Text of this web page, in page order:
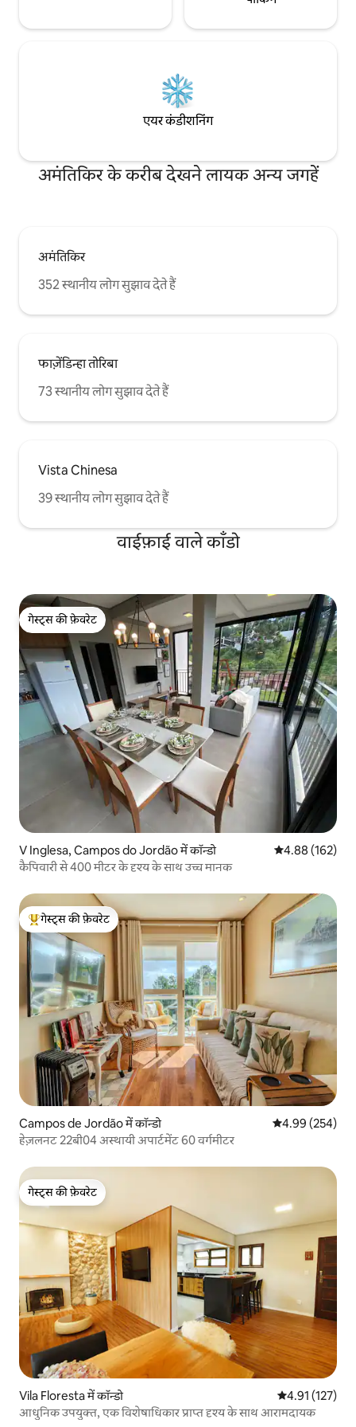
एयर कंडीशनिंग
अमंतिकिर के करीब देखने लायक अन्य जगहें
अमंतिकिर
352 स्थानीय लोग सुझाव देते हैं
फाज़ेंडिन्हा तोरिबा
73 स्थानीय लोग सुझाव देते हैं
Vista Chinesa
39 स्थानीय लोग सुझाव देते हैं
वाईफ़ाई वाले काँडो
गेस्ट्स की फ़ेवरेट
गेस्ट्स की फ़ेवरेट
V Inglesa, Campos do Jordão में कॉन्डो औसत रेटिंग 5 में से
4.88 (162)
कैपिवारी से 400 मीटर के दृश्य के साथ उच्च मानक
गेस्ट्स का टॉप फ़ेवरेट
गेस्ट्स की फ़ेवरेट
Campos de Jordão में कॉन्डो औसत रेटिंग 5 में से
4.99 (254)
हेज़लनट 22बी04 अस्थायी अपार्टमेंट 60 वर्गमीटर
गेस्ट्स की फ़ेवरेट
गेस्ट्स की फ़ेवरेट
Vila Floresta में कॉन्डो औसत रेटिंग 5 में से
4.91 (127)
आधुनिक उपयुक्त, एक विशेषाधिकार प्राप्त दृश्य के साथ आरामदायक